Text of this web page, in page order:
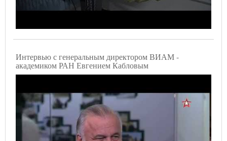
Интервью с генеральным директором ВИАМ -
академиком РАН Евгением Кабловым